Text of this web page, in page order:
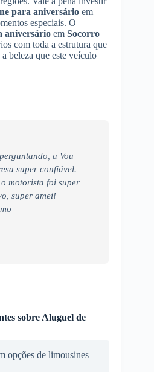
para aniversário em
especiais. O
aniversário em Socorro
com toda a estrutura que
beleza que este veículo
a Vou
super confiável.
motorista foi super
super amei!
sobre Aluguel de
opções de limousines